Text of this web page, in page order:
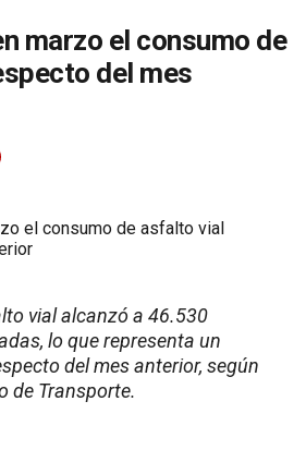
marzo el consumo de
del mes
vial alcanzó a 46.530
lo que representa un
del mes anterior, según
de Transporte.